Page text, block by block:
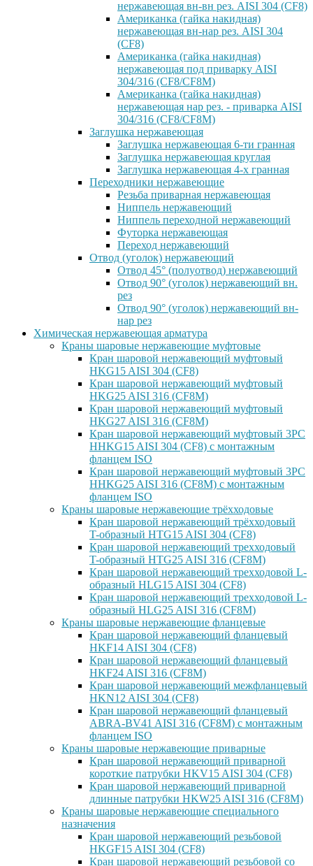
нержавеющая вн-вн рез. AISI 304 (CF8)
Американка (гайка накидная)
нержавеющая вн-нар рез. AISI 304
(CF8)
Американка (гайка накидная)
нержавеющая под приварку AISI
304/316 (CF8/CF8M)
Американка (гайка накидная)
нержавеющая нар рез. - приварка AISI
304/316 (CF8/CF8M)
Заглушка нержавеющая
Заглушка нержавеющая 6-ти гранная
Заглушка нержавеющая круглая
Заглушка нержавеющая 4-х гранная
Переходники нержавеющие
Резьба приварная нержавеющая
Ниппель нержавеющий
Ниппель переходной нержавеющий
Футорка нержавеющая
Переход нержавеющий
Отвод (уголок) нержавеющий
Отвод 45° (полуотвод) нержавеющий
Отвод 90° (уголок) нержавеющий вн.
рез
Отвод 90° (уголок) нержавеющий вн-
нар рез
Химическая нержавеющая арматура
Краны шаровые нержавеющие муфтовые
Кран шаровой нержавеющий муфтовый
HKG15 AISI 304 (CF8)
Кран шаровой нержавеющий муфтовый
HKG25 AISI 316 (CF8M)
Кран шаровой нержавеющий муфтовый
HKG27 AISI 316 (CF8M)
Кран шаровой нержавеющий муфтовый 3PC
HHKG15 AISI 304 (CF8) с монтажным
фланцем ISO
Кран шаровой нержавеющий муфтовый 3PC
HHKG25 AISI 316 (CF8M) с монтажным
фланцем ISO
Краны шаровые нержавеющие трёхходовые
Кран шаровой нержавеющий трёхходовый
T-образный HTG15 AISI 304 (CF8)
Кран шаровой нержавеющий трехходовый
T-образный HTG25 AISI 316 (CF8M)
Кран шаровой нержавеющий трехходовой L-
образный HLG15 AISI 304 (CF8)
Кран шаровой нержавеющий трехходовой L-
образный HLG25 AISI 316 (CF8M)
Краны шаровые нержавеющие фланцевые
Кран шаровой нержавеющий фланцевый
HKF14 AISI 304 (CF8)
Кран шаровой нержавеющий фланцевый
HKF24 AISI 316 (CF8M)
Кран шаровой нержавеющий межфланцевый
HKN12 AISI 304 (CF8)
Кран шаровой нержавеющий фланцевый
ABRA-BV41 AISI 316 (CF8M) с монтажным
фланцем ISO
Краны шаровые нержавеющие приварные
Кран шаровой нержавеющий приварной
короткие патрубки HKV15 AISI 304 (CF8)
Кран шаровой нержавеющий приварной
длинные патрубки HKW25 AISI 316 (CF8M)
Краны шаровые нержавеющие специального
назначения
Кран шаровой нержавеющий резьбовой
HKGF15 AISI 304 (CF8)
Кран шаровой нержавеющий резьбовой со